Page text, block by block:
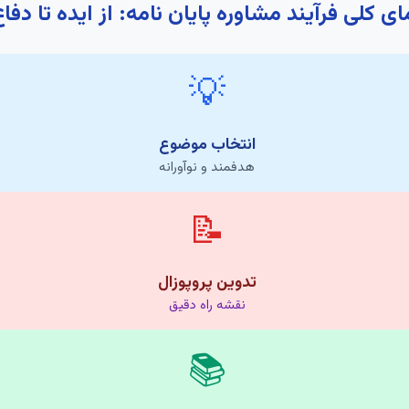
کلی فرآیند مشاوره پایان نامه: از ایده تا
💡
انتخاب موضوع
هدفمند و نوآورانه
📝
تدوین پروپوزال
نقشه راه دقیق
📚